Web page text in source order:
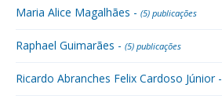
Maria Alice Magalhães - (5) publicações
Raphael Guimarães - (5) publicações
Ricardo Abranches Felix Cardoso Júnior -